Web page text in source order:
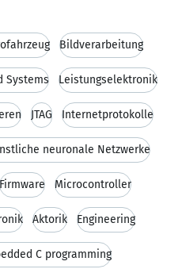
Bildverarbeitung
Systems Leistungselektronik
JTAG Internetprotokolle
neuronale Netzwerke
Firmware Microcontroller
Aktorik Engineering
C programming